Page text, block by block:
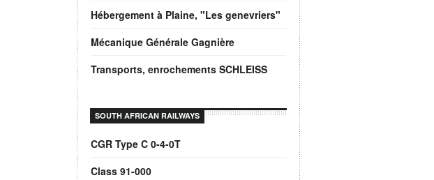
Hébergement à Plaine, "Les genevriers"
Mécanique Générale Gagnière
Transports, enrochements SCHLEISS
SOUTH AFRICAN RAILWAYS
CGR Type C 0-4-0T
Class 91-000